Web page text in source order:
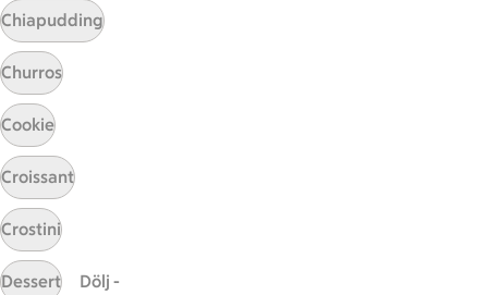
Hållbarhet
ICA Stiftelsen
En god morgondag
Kundservice
Reklamera
Återkallelser
Spärra eller beställ nytt ICA-kort
Chiapudding
Churros
Cookie
Croissant
Crostini
Dessert Dölj -